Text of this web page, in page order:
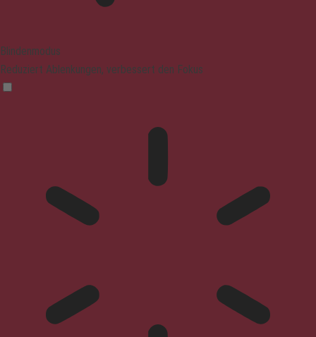
Blindenmodus
Reduziert Ablenkungen, verbessert den Fokus